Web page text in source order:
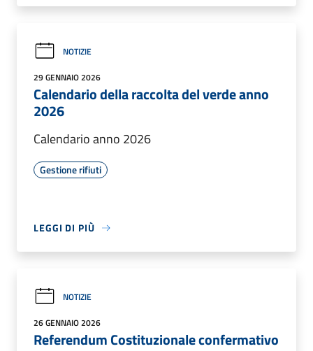
NOTIZIE
29 GENNAIO 2026
Calendario della raccolta del verde anno
2026
Calendario anno 2026
Gestione rifiuti
LEGGI DI PIÙ
NOTIZIE
26 GENNAIO 2026
Referendum Costituzionale confermativo